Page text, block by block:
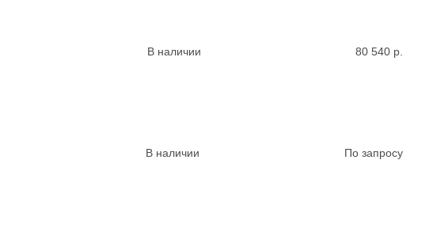
В наличии 80 540 р.
В наличии По запросу